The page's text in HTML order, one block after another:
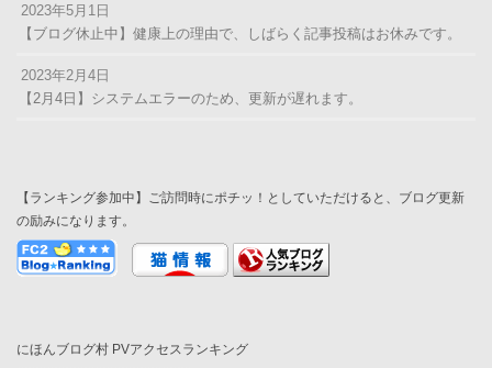
2023年5月1日
【ブログ休止中】健康上の理由で、しばらく記事投稿はお休みです。
2023年2月4日
【2月4日】システムエラーのため、更新が遅れます。
【ランキング参加中】ご訪問時にポチッ！としていただけると、ブログ更新
の励みになります。
にほんブログ村 PVアクセスランキング